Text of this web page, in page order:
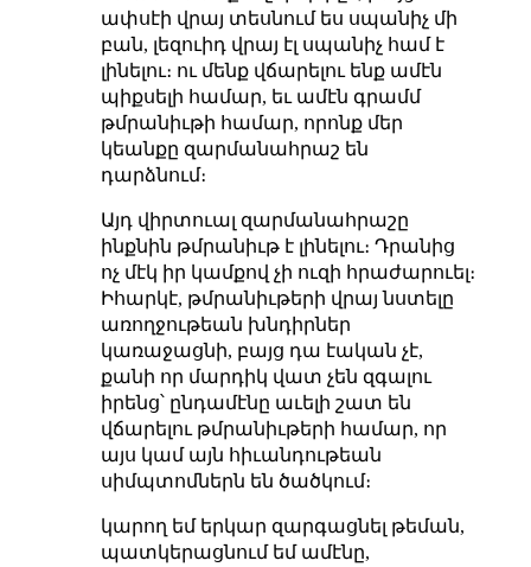
ափսէի վրայ տեսնում ես սպանիչ մի
բան, լեզուիդ վրայ էլ սպանիչ համ է
լինելու։ ու մենք վճարելու ենք ամէն
պիքսելի համար, եւ ամէն գրամմ
թմրանիւթի համար, որոնք մեր
կեանքը զարմանահրաշ են
դարձնում։
Այդ վիրտուալ զարմանահրաշը
ինքնին թմրանիւթ է լինելու։ Դրանից
ոչ մէկ իր կամքով չի ուզի հրաժարուել։
Իհարկէ, թմրանիւթերի վրայ նստելը
առողջութեան խնդիրներ
կառաջացնի, բայց դա էական չէ,
քանի որ մարդիկ վատ չեն զգալու
իրենց՝ ընդամէնը աւելի շատ են
վճարելու թմրանիւթերի համար, որ
այս կամ այն հիւանդութեան
սիմպտոմներն են ծածկում։
կարող եմ երկար զարգացնել թեման,
պատկերացնում եմ ամէնը,